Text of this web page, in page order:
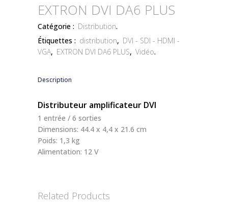
EXTRON DVI DA6 PLUS
Catégorie : Distribution.
Étiquettes : distribution, DVI - SDI - HDMI -
VGA, EXTRON DVI DA6 PLUS, Vidéo.
Description
Distributeur amplificateur DVI
1 entrée / 6 sorties
Dimensions: 44.4 x 4,4 x 21.6 cm
Poids: 1,3 kg
Alimentation: 12 V
Related Products